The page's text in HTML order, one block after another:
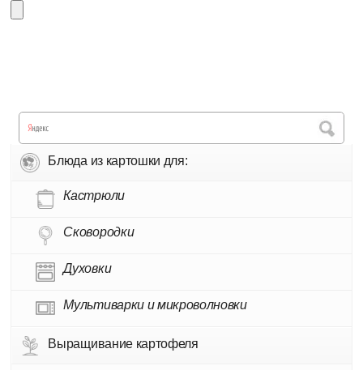
Блюда из картошки для:
Кастрюли
Сковородки
Духовки
Мультиварки и микроволновки
Выращивание картофеля